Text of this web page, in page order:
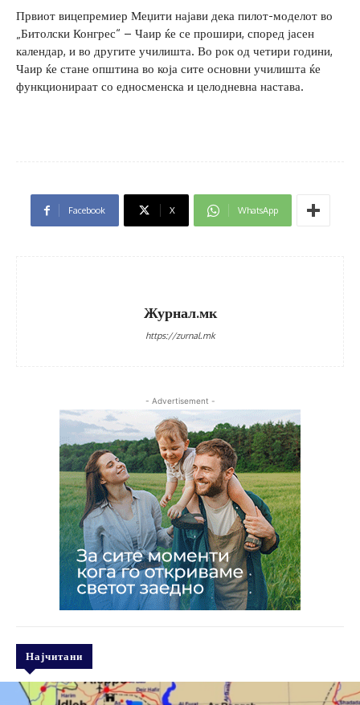
Првиот вицепремиер Меџити најави дека пилот-моделот во
„Битолски Конгрес“ – Чаир ќе се прошири, според јасен
календар, и во другите училишта. Во рок од четири години,
Чаир ќе стане општина во која сите основни училишта ќе
функционираат со едносменска и целодневна настава.
Facebook X WhatsApp
Журнал.мк
https://zurnal.mk
- Advertisement -
Најчитани